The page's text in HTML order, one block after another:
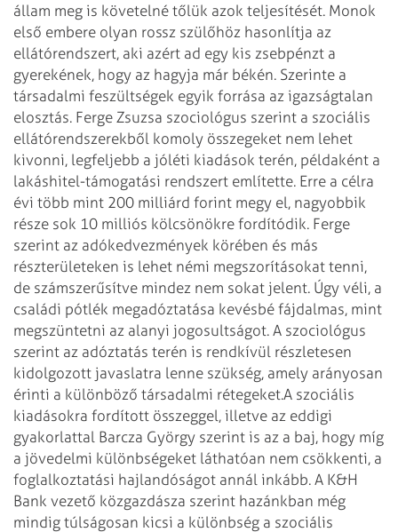
állam meg is követelné tőlük azok teljesítését. Monok
első embere olyan rossz szülőhöz hasonlítja az
ellátórendszert, aki azért ad egy kis zsebpénzt a
gyerekének, hogy az hagyja már békén. Szerinte a
társadalmi feszültségek egyik forrása az igazságtalan
elosztás. Ferge Zsuzsa szociológus szerint a szociális
ellátórendszerekből komoly összegeket nem lehet
kivonni, legfeljebb a jóléti kiadások terén, példaként a
lakáshitel-támogatási rendszert említette. Erre a célra
évi több mint 200 milliárd forint megy el, nagyobbik
része sok 10 milliós kölcsönökre fordítódik. Ferge
szerint az adókedvezmények körében és más
részterületeken is lehet némi megszorításokat tenni,
de számsze­rű­sítve mindez nem sokat jelent. Úgy véli, a
családi pótlék megadóztatása kevésbé fájdalmas, mint
megszüntetni az alanyi jogosultságot. A szociológus
szerint az adóztatás terén is rendkívül részletesen
kidolgozott javaslatra lenne szükség, amely arányosan
érinti a különböző társadalmi rétegeket.A szociális
kiadásokra fordított összeggel, illetve az eddigi
gyakorlattal Barcza György szerint is az a baj, hogy míg
a jövedelmi különbségeket láthatóan nem csökkenti, a
foglalkoztatási hajlandóságot annál inkább. A K&H
Bank vezető közgazdásza szerint hazánkban még
mindig túlságosan kicsi a különbség a szociális